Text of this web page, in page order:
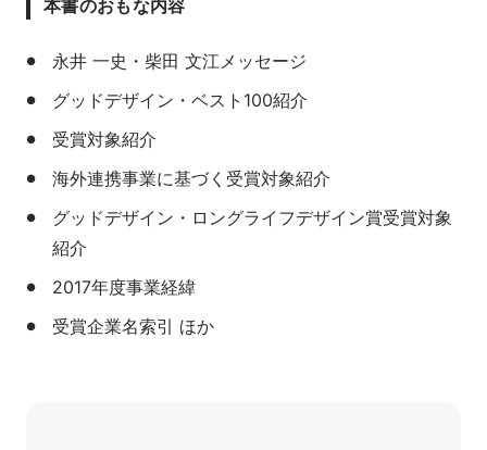
本書のおもな内容
永井 一史・柴田 文江メッセージ
グッドデザイン・ベスト100紹介
受賞対象紹介
海外連携事業に基づく受賞対象紹介
グッドデザイン・ロングライフデザイン賞受賞対象
紹介
2017年度事業経緯
受賞企業名索引 ほか